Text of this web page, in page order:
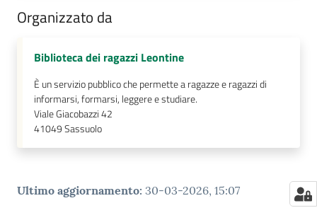
Organizzato da
Biblioteca dei ragazzi Leontine
È un servizio pubblico che permette a ragazze e ragazzi di
informarsi, formarsi, leggere e studiare.
Viale Giacobazzi 42
41049Sassuolo
Ultimo aggiornamento: 30-03-2026, 15:07